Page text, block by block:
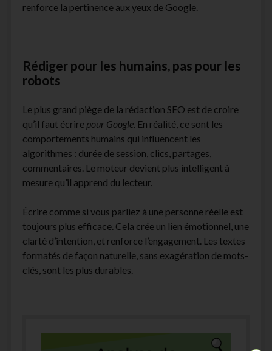
renforce la pertinence aux yeux de Google.
Rédiger pour les humains, pas pour les
robots
Le plus grand piège de la rédaction SEO est de croire
qu’il faut écrire pour Google. En réalité, ce sont les
comportements humains qui influencent les
algorithmes : durée de session, clics, partages,
commentaires. Le moteur devient plus intelligent à
mesure qu’il apprend du lecteur.
Écrire comme si vous parliez à une personne réelle est
toujours plus efficace. Cela crée un lien émotionnel, une
clarté d’intention, et renforce l’engagement. Les textes
formatés de façon naturelle, sans exagération de mots-
clés, sont les plus durables.